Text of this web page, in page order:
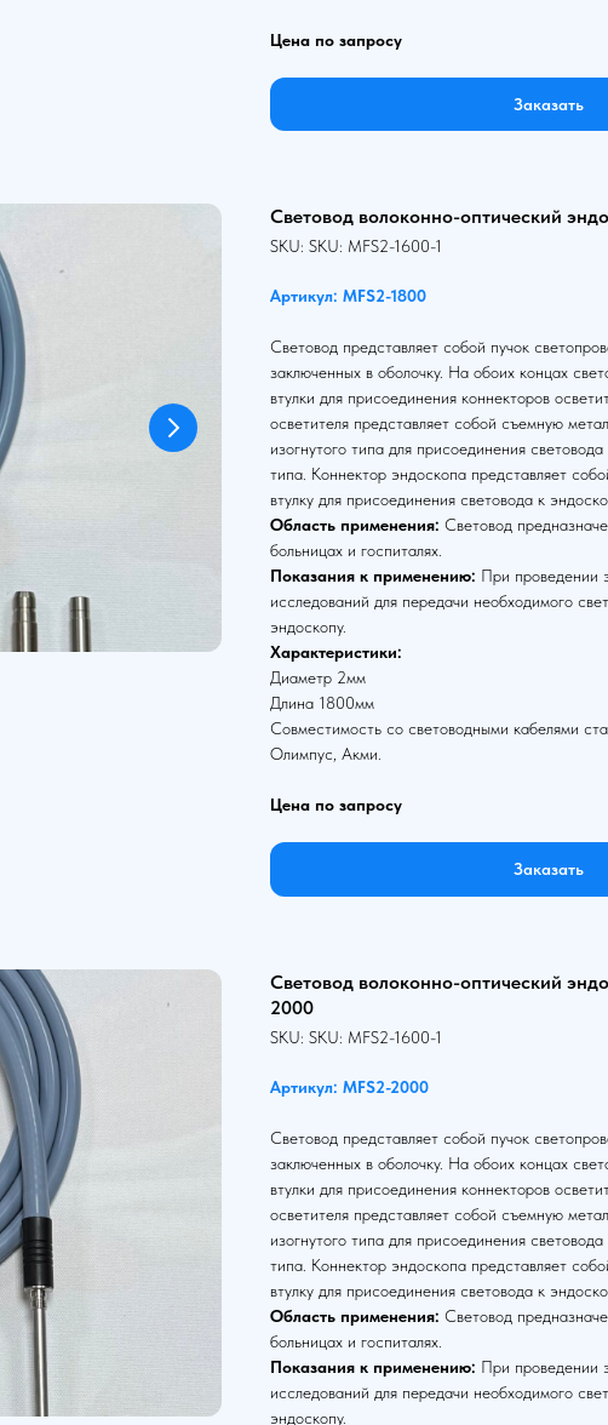
Цена по запросу
Заказать
Световод волоконно-оптический
SKU: SKU: MFS2-1600-1
Артикул: MFS2-1800
Световод представляет собой пучок
заключенных в оболочку. На обоих концах
втулки для присоединения коннекторов
осветителя представляет собой съемную
изогнутого типа для присоединения
типа. Коннектор эндоскопа представляет
втулку для присоединения световода к
Область применения: Световод
больницах и госпиталях.
Показания к применению: При проведении
исследований для передачи необходимого
эндоскопу.
Характеристики:
Диаметр 2мм
Длина 1800мм
Совместимость со световодными кабелями
Олимпус, Акми.
Цена по запросу
Заказать
Световод волоконно-оптический
2000
SKU: SKU: MFS2-1600-1
Артикул: MFS2-2000
Световод представляет собой пучок
заключенных в оболочку. На обоих концах
втулки для присоединения коннекторов
осветителя представляет собой съемную
изогнутого типа для присоединения
типа. Коннектор эндоскопа представляет
втулку для присоединения световода к
Область применения: Световод
больницах и госпиталях.
Показания к применению: При проведении
исследований для передачи необходимого
эндоскопу.